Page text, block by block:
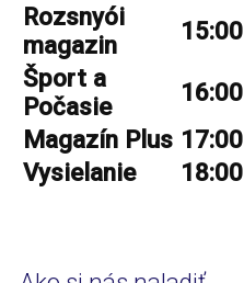
Rozsnyói
magazin
15:00
Šport a
Počasie
16:00
Magazín Plus 17:00
Vysielanie
18:00